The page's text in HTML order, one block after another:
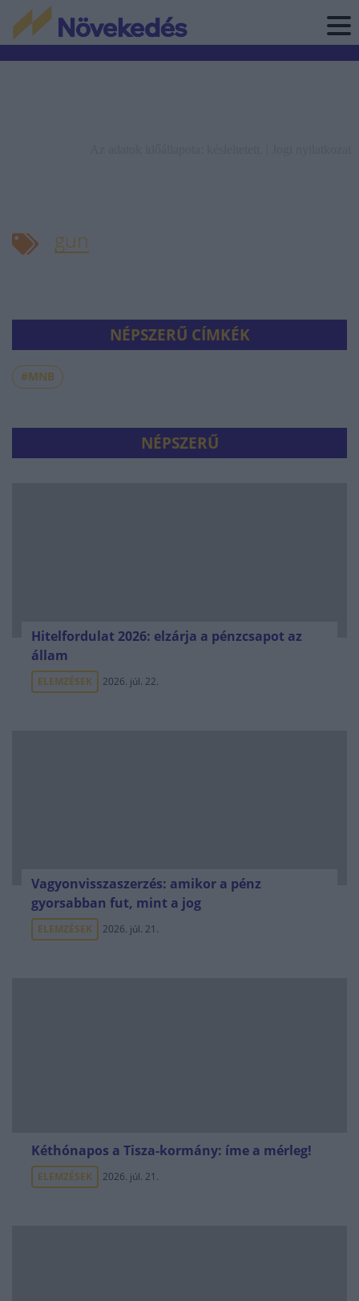
gun
NÉPSZERŰ CÍMKÉK
#MNB
NÉPSZERŰ
Hitelfordulat 2026: elzárja a pénzcsapot az
állam
ELEMZÉSEK 2026. júl. 22.
Vagyonvisszaszerzés: amikor a pénz
gyorsabban fut, mint a jog
ELEMZÉSEK 2026. júl. 21.
Kéthónapos a Tisza-kormány: íme a mérleg!
ELEMZÉSEK 2026. júl. 21.